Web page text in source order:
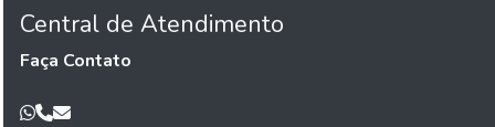
Central de Atendimento
Faça Contato